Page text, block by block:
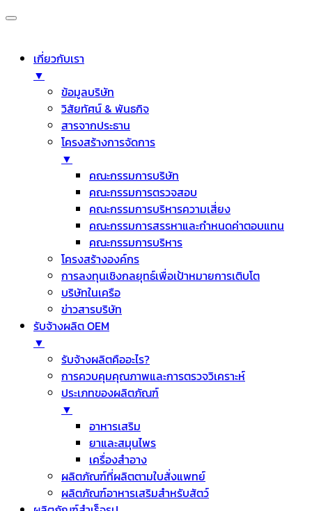
เกี่ยวกับเรา
▼
ข้อมูลบริษัท
วิสัยทัศน์ & พันธกิจ
สารจากประธาน
โครงสร้างการจัดการ
▼
คณะกรรมการบริษัท
คณะกรรมการตรวจสอบ
คณะกรรมการบริหารความเสี่ยง
คณะกรรมการสรรหาและกำหนดค่าตอบแทน
คณะกรรมการบริหาร
โครงสร้างองค์กร
การลงทุนเชิงกลยุทธ์เพื่อเป้าหมายการเติบโต
บริษัทในเครือ
ข่าวสารบริษัท
รับจ้างผลิต OEM
▼
รับจ้างผลิตคืออะไร?
การควบคุมคุณภาพและการตรวจวิเคราะห์
ประเภทของผลิตภัณฑ์
▼
อาหารเสริม
ยาและสมุนไพร
เครื่องสำอาง
ผลิตภัณฑ์ที่ผลิตตามใบสั่งแพทย์
ผลิตภัณฑ์อาหารเสริมสำหรับสัตว์